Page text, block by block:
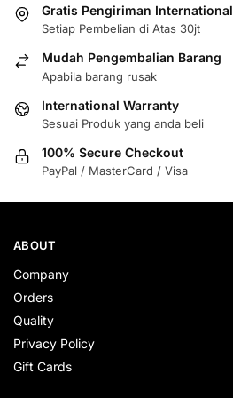
Gratis Pengiriman International
Setiap Pembelian di Atas 30jt
Mudah Pengembalian Barang
Apabila barang rusak
International Warranty
Sesuai Produk yang anda beli
100% Secure Checkout
PayPal / MasterCard / Visa
ABOUT
Company
Orders
Quality
Privacy Policy
Gift Cards